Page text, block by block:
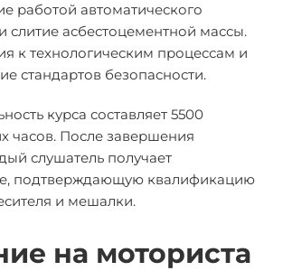
работой автоматического
слитие асбестоцементной массы.
к технологическим процессам и
стандартов безопасности.
курса составляет 5500
часов. После завершения
слушатель получает
подтверждающую квалификацию
и мешалки.
на моториста